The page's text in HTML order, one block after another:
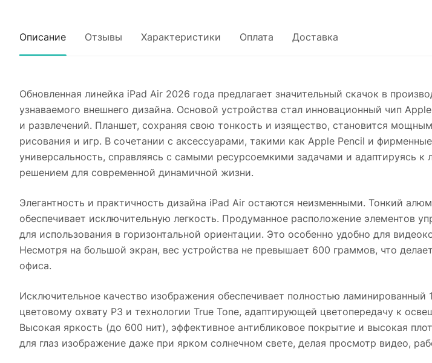
Описание Отзывы Характеристики Оплата Доставка
Обновленная линейка iPad Air 2026 года предлагает значительный скачок в
узнаваемого внешнего дизайна. Основой устройства стал инновационный чип
и развлечений. Планшет, сохраняя свою тонкость и изящество, становится
рисования и игр. В сочетании с аксессуарами, такими как Apple Pencil и
универсальность, справляясь с самыми ресурсоемкими задачами и адаптируясь
решением для современной динамичной жизни.
Элегантность и практичность дизайна iPad Air остаются неизменными. Тонкий
обеспечивает исключительную легкость. Продуманное расположение элементов
для использования в горизонтальной ориентации. Это особенно удобно для
Несмотря на большой экран, вес устройства не превышает 600 граммов, что
офиса.
Исключительное качество изображения обеспечивает полностью
цветовому охвату P3 и технологии True Tone, адаптирующей цветопередачу к
Высокая яркость (до 600 нит), эффективное антибликовое покрытие и высокая
для глаз изображение даже при ярком солнечном свете, делая просмотр видео,